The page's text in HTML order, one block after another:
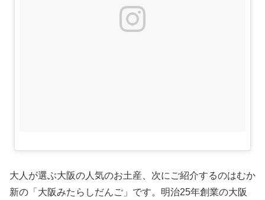
大人が選ぶ大阪の人気のお土産、次にご紹介するのはむか
新の「大阪みたらしだんご」です。明治25年創業の大阪